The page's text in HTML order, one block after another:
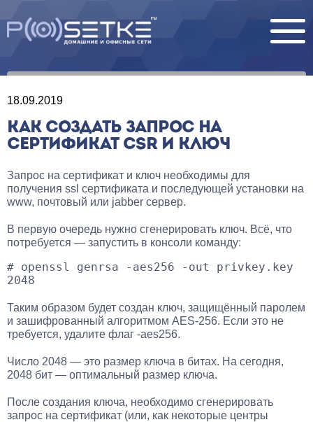
18.09.2019
КАК СОЗДАТЬ ЗАПРОС НА
СЕРТИФИКАТ CSR И КЛЮЧ
Запрос на сертификат и ключ необходимы для
получения ssl сертификата и последующей установки на
www, почтовый или jabber сервер.
В первую очередь нужно сгенерировать ключ. Всё, что
потребуется — запустить в консоли команду:
# openssl genrsa -aes256 -out privkey.key
2048
Таким образом будет создан ключ, защищённый паролем
и зашифрованный алгоритмом AES-256. Если это не
требуется, удалите флаг -aes256.
Число 2048 — это размер ключа в битах. На сегодня,
2048 бит — оптимальный размер ключа.
После создания ключа, необходимо сгенерировать
запрос на сертификат (или, как некоторые центры